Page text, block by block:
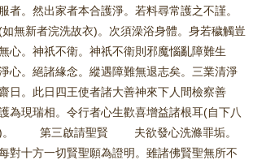
者。然出家者本合護淨。若料尋常護之不謹。
無新者浣洗故衣)。次須澡浴身體。身若穢觸豈
心。神祇不衛。神祇不衛則邪魔惱亂障難生
心。絕諸緣念。縱遇障難無退志矣。三業清淨
日。此日四王使者諸大善神來下人間檢察善
為現瑞相。令行者心生歡喜增益諸根耳(自下八
)。 第三啟請聖賢 夫欲發心洗滌罪垢。
對十方一切賢聖願為證明。雖諸佛賢聖無所不